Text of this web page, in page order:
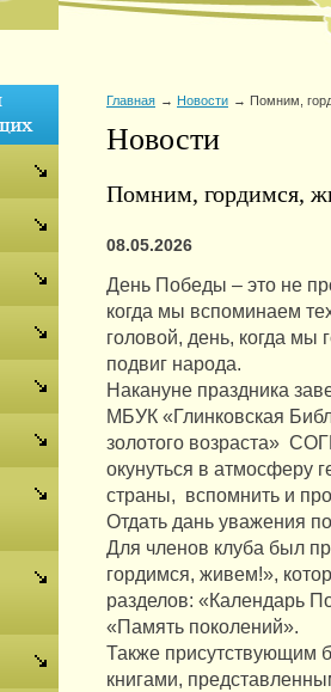
Главная Новости Помним,
Новости
Помним, гордимся,
08.05.2026
День Победы – это не
когда мы вспоминаем
головой, день, когда мы
подвиг народа.
Накануне праздника
МБУК «Глинковская
золотого возраста»
окунуться в атмосферу
страны, вспомнить и
Отдать дань уважения
Для членов клуба был
гордимся, живем!»,
разделов: «Календарь
«Память поколений».
Также присутствующим
книгами,